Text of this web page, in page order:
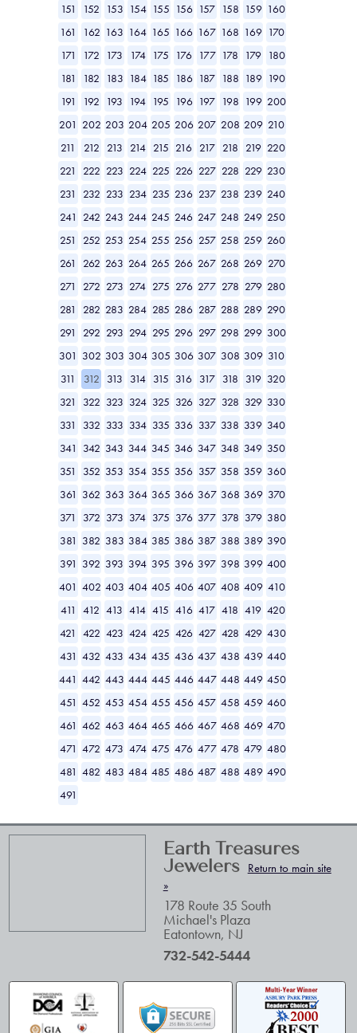
151
152 153 154 155 156 157 158 159 160
161
162 163 164 165 166 167 168 169 170
171
172 173 174 175 176 177 178 179 180
181
182 183 184 185 186 187 188 189 190
191
192 193 194 195 196 197 198 199 200
201 202 203 204 205 206 207 208 209 210
211
212 213 214 215 216 217 218 219 220
221
222 223 224 225 226 227 228 229 230
231
232 233 234 235 236 237 238 239 240
241
242 243 244 245 246 247 248 249 250
251
252 253 254 255 256 257 258 259 260
261
262 263 264 265 266 267 268 269 270
271
272 273 274 275 276 277 278 279 280
281
282 283 284 285 286 287 288 289 290
291
292 293 294 295 296 297 298 299 300
301 302 303 304 305 306 307 308 309 310
311
312 313 314 315 316 317 318 319 320
321
322 323 324 325 326 327 328 329 330
331
332 333 334 335 336 337 338 339 340
341
342 343 344 345 346 347 348 349 350
351
352 353 354 355 356 357 358 359 360
361 362 363 364 365 366 367 368 369 370
371
372 373 374 375 376 377 378 379 380
381 382 383 384 385 386 387 388 389 390
391 392 393 394 395 396 397 398 399 400
401 402 403 404 405 406 407 408 409 410
411
412 413 414 415 416 417 418 419 420
421
422 423 424 425 426 427 428 429 430
431 432 433 434 435 436 437 438 439 440
441 442 443 444 445 446 447 448 449 450
451 452 453 454 455 456 457 458 459 460
461 462 463 464 465 466 467 468 469 470
471 472 473 474 475 476 477 478 479 480
481 482 483 484 485 486 487 488 489 490
491
Earth Treasures
Jewelers Return to main site
»
178 Route 35 South
Michael's Plaza
Eatontown, NJ
732-542-5444